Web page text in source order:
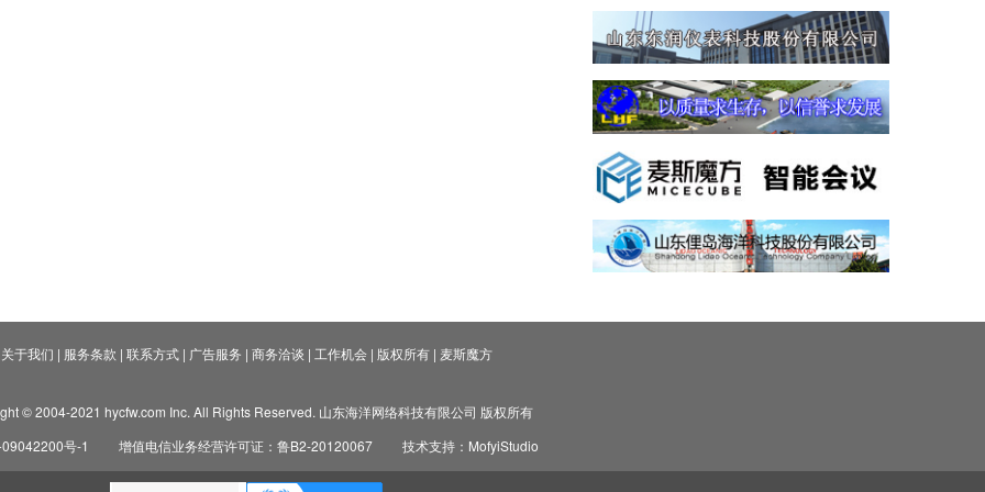
关于我们 | 服务条款 | 联系方式| 广告服务 | 商务洽谈 | 工作机会| 版权所有| 麦斯魔方
© 2004-2021 hycfw.com Inc. All Rights Reserved. 山东海洋网络科技有限公司 版权所有
号-1
增值电信业务经营许可证：鲁B2-20120067 技术支持：MofyiStudio